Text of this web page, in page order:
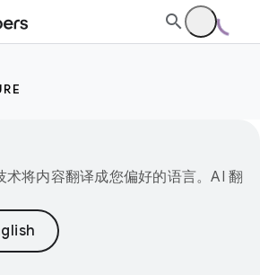
将内容翻译成您偏好的语言。AI 翻